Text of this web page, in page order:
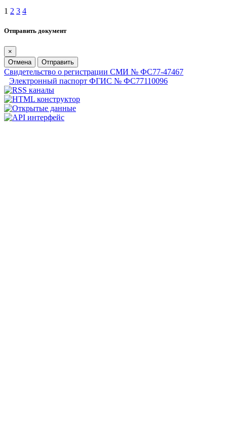
1 2 3 4
Отправить документ
×
Отмена
Отправить
Свидетельство о регистрации СМИ № ФС77-47467
Электронный паспорт ФГИС № ФС77110096